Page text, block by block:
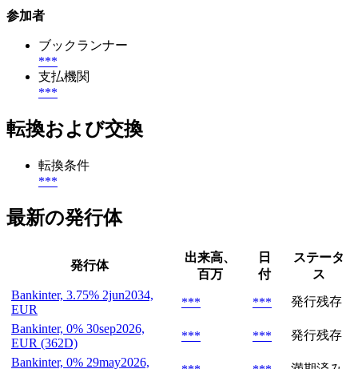
参加者
ブックランナー
***
支払機関
***
転換および交換
転換条件
***
最新の発行体
発行体
出来高、
百万
日
付
ステータ
ス
Bankinter, 3.75% 2jun2034,
EUR
*** ***
発行残存
Bankinter, 0% 30sep2026,
EUR (362D)
*** ***
発行残存
Bankinter, 0% 29may2026,